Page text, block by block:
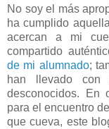
No soy el más
ha cumplido
acercan a mi
compartido
de mi alumnado;
han llevado con
desconocidos. En
para el encuentro
que cueva, este